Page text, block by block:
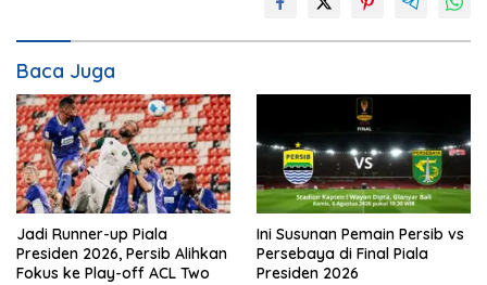
Baca Juga
Jadi Runner-up Piala
Presiden 2026, Persib Alihkan
Fokus ke Play-off ACL Two
Ini Susunan Pemain Persib vs
Persebaya di Final Piala
Presiden 2026